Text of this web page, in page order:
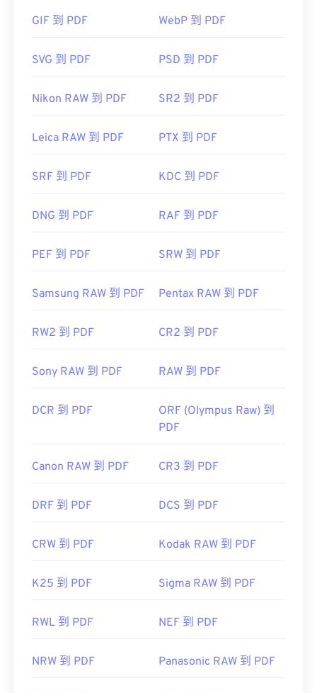
大多數網頁瀏覽器，如 Chrome 和 Firefox，都能直
開啟 PDF 檔案非常方便。如果你想要更高級的功
初始發布日期：
1993年6月15日
https://acrobat.adobe.com/us/en/why-
GIF 到 PDF WebP 到 PDF
SVG 到 PDF PSD 到 PDF
Nikon RAW 到 PDF SR2 到 PDF
Leica RAW 到 PDF PTX 到 PDF
SRF 到 PDF KDC 到 PDF
DNG 到 PDF RAF 到 PDF
PEF 到 PDF SRW 到 PDF
Samsung RAW 到 PDF Pentax RAW 到 PDF
RW2 到 PDF CR2 到 PDF
Sony RAW 到 PDF RAW 到 PDF
DCR 到 PDF
ORF (Olympus Raw) 到
PDF
Canon RAW 到 PDF CR3 到 PDF
DRF 到 PDF DCS 到 PDF
CRW 到 PDF Kodak RAW 到 PDF
K25 到 PDF Sigma RAW 到 PDF
RWL 到 PDF NEF 到 PDF
NRW 到 PDF Panasonic RAW 到 PDF